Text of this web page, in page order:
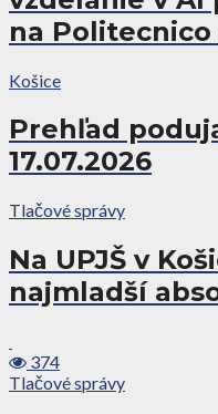
na
Košice
Prehľad
17.07.2026
Tlačové správy
Na UPJŠ v
najmladší
374
Tlačové správy